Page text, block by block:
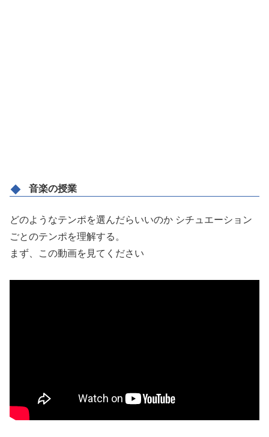
音楽の授業
どのようなテンポを選んだらいいのか シチュエーション
ごとのテンポを理解する。
まず、この動画を見てください